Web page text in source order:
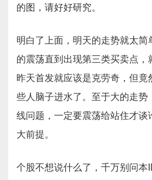
的图，请好好研究。
明白了上面，明天的走势就太简
的震荡直到出现第三类买卖点，
昨天首发就应该是克劳奇，但竟
些人脑子进水了。至于大的走势
线问题，一定要震荡给站住才谈
大前提。
个股不想说什么了，千万别问本